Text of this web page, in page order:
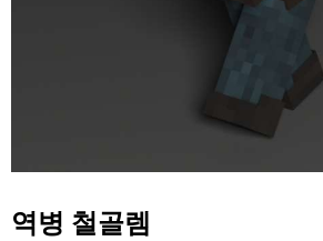
역병 철골렘